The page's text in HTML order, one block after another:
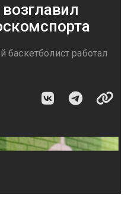
работал